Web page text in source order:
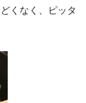
くなく、ピッタ